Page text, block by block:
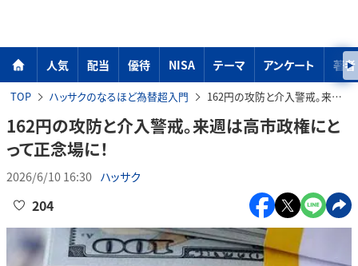
人気 配当 優待 NISA テーマ アンケート 著者
TOP ハッサクのなるほど為替超入門 162円の攻防と介入警戒。来週は高市政権にとって正念場に！
162円の攻防と介入警戒。来週は高市政権にと
って正念場に！
2026/6/10 16:30 ハッサク
204